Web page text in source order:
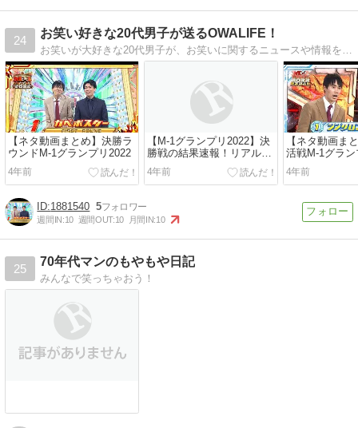
24
お笑い好きな20代男子が送るOWALIFE！
お笑いが大好きな20代男子が、お笑いに関するニュースや情報をお届けするブログ。お笑い芸人のみならずお笑い番組や笑えるネタなども紹介していきます。
【ネタ動画まとめ】決勝ラ
ウンドM-1グランプリ2022
4年前
【M-1グランプリ2022】決
勝戦の結果速報！リアルタ
イム更新！
4年前
【ネタ動画ま
活戦M-1グラン
4年前
1881540 5
週間IN:10 週間OUT:10 月間IN:10
25
70年代マンのもやもや日記
みんなで笑っちゃおう！